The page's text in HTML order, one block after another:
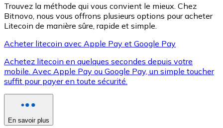
XRP
XRP
Voir toutes
Trouvez la méthode qui vous convient le mieux. Chez
Bitnovo, nous vous offrons plusieurs options pour acheter
Litecoin de manière sûre, rapide et simple.
Acheter litecoin avec Apple Pay et Google Pay
Achetez litecoin en quelques secondes depuis votre
mobile. Avec Apple Pay ou Google Pay, un simple toucher
suffit pour payer en toute sécurité.
En savoir plus